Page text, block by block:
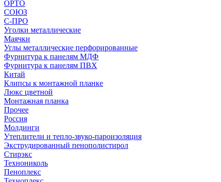
ОРТО
СОЮЗ
С-ПРО
Уголки металлические
Маячки
Углы металлические перфорированные
Фурнитура к панелям МДФ
Фурнитура к панелям ПВХ
Китай
Клипсы к монтажной планке
Люкс цветной
Монтажная планка
Прочее
Россия
Молдинги
Утеплители и тепло-звуко-пароизоляция
Экструдированный пенополистирол
Стирэкс
Технониколь
Пеноплекс